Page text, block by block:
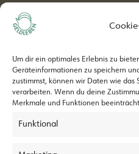
Um dir ein optimales Erlebnis zu
Geräteinformationen zu speichern
zustimmst, können wir Daten wie
verarbeiten. Wenn du deine
Merkmale und Funktionen
Funktional